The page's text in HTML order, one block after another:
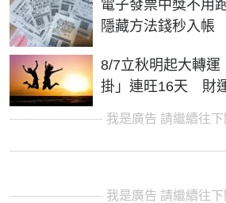
電子發票中獎不用
隱藏方法錢秒入帳
8/7立秋明起大轉運
掛」連旺16天 財
我是廣告 請繼續往下
我是廣告 請繼續往下